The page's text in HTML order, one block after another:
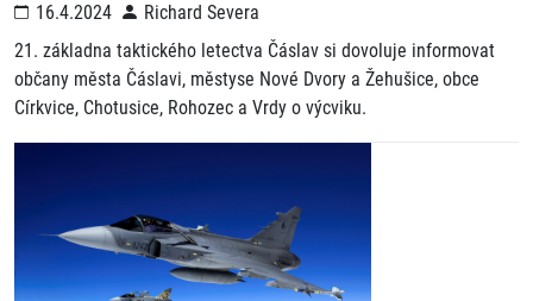
16.4.2024
Richard Severa
21. základna taktického letectva Čáslav si dovoluje informovat
občany města Čáslavi, městyse Nové Dvory a Žehušice, obce
Církvice, Chotusice, Rohozec a Vrdy o výcviku.